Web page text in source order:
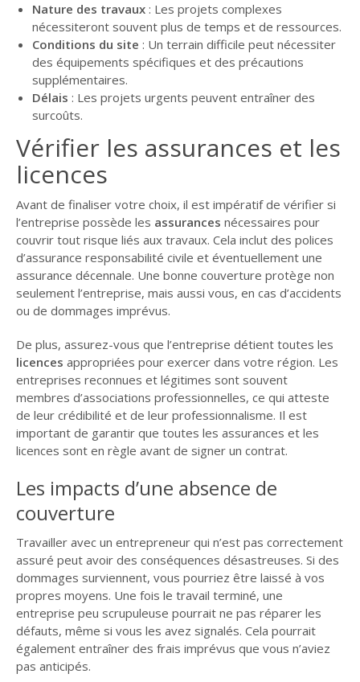
Nature des travaux: Les projets complexes
nécessiteront souvent plus de temps et de ressources.
Conditions du site : Un terrain difficile peut nécessiter
des équipements spécifiques et des précautions
supplémentaires.
Délais : Les projets urgents peuvent entraîner des
surcoûts.
Vérifier les assurances et les
licences
Avant de finaliser votre choix, il est impératif de vérifier si
l’entreprise possède les assurances nécessaires pour
couvrir tout risque liés aux travaux. Cela inclut des polices
d’assurance responsabilité civile et éventuellement une
assurance décennale. Une bonne couverture protège non
seulement l’entreprise, mais aussi vous, en cas d’accidents
ou de dommages imprévus.
De plus, assurez-vous que l’entreprise détient toutes les
licences appropriées pour exercer dans votre région. Les
entreprises reconnues et légitimes sont souvent
membres d’associations professionnelles, ce qui atteste
de leur crédibilité et de leur professionnalisme. Il est
important de garantir que toutes les assurances et les
licences sont en règle avant de signer un contrat.
Les impacts d’une absence de
couverture
Travailler avec un entrepreneur qui n’est pas correctement
assuré peut avoir des conséquences désastreuses. Si des
dommages surviennent, vous pourriez être laissé à vos
propres moyens. Une fois le travail terminé, une
entreprise peu scrupuleuse pourrait ne pas réparer les
défauts, même si vous les avez signalés. Cela pourrait
également entraîner des frais imprévus que vous n’aviez
pas anticipés.